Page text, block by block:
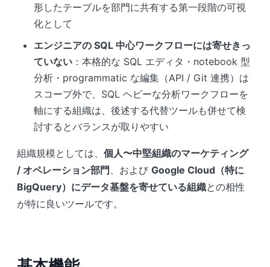
形したテーブルを部門に共有する第一段階の可視
化として
エンジニアの SQL 中心ワークフローには寄せきっ
ていない ：本格的な SQL エディタ・notebook 型
分析・programmatic な編集（API / Git 連携）は
スコープ外で、SQL ヘビーな分析ワークフローを
軸にする組織は、後述する代替ツールも併せて検
討するとバランスが取りやすい
組織規模としては、 個人〜中堅組織のマーケティング
/ オペレーション部門 、および Google Cloud（特に
BigQuery）にデータ基盤を寄せている組織との相性
が特に良いツールです。